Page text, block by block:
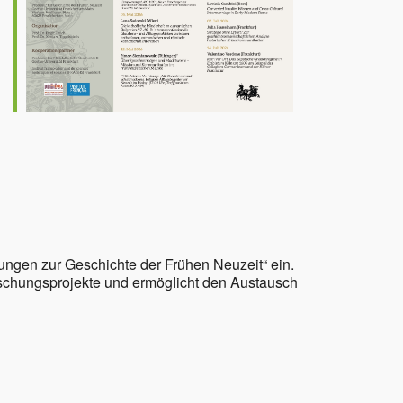
Office 365
zur Geschichte der Frühen Neuzeit“ ein.
und ermöglicht den Austausch